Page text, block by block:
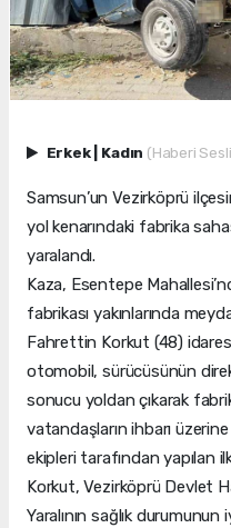
Erkek Kadın (Haberi
Samsun’un Vezirköprü
yol kenarındaki fabrika
yaralandı.
Kaza, Esentepe
fabrikası yakınlarında
Fahrettin Korkut (48)
otomobil, sürücüsünün
sonucu yoldan çıkarak
vatandaşların ihbarı
ekipleri tarafından yapılan
Korkut, Vezirköprü Devlet
Yaralının sağlık